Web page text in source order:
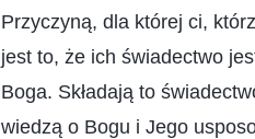
Przyczyną, dla której ci,
jest to, że ich świadectwo
Boga. Składają to
wiedzą o Bogu i Jego